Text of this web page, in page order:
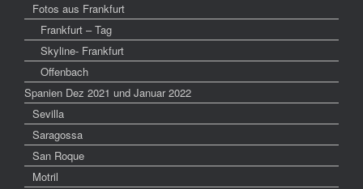
Fotos aus Frankfurt
Frankfurt – Tag
Skyline- Frankfurt
Offenbach
Spanien Dez 2021 und Januar 2022
Sevilla
Saragossa
San Roque
Motril